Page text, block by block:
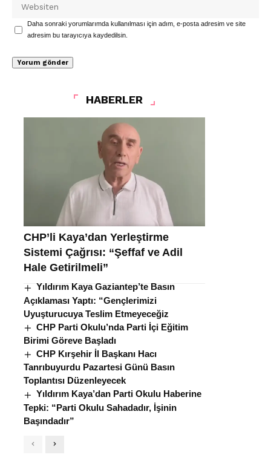
Daha sonraki yorumlarımda kullanılması için adım, e-posta adresim ve site
adresim bu tarayıcıya kaydedilsin.
HABERLER
CHP’li Kaya’dan Yerleştirme
Sistemi Çağrısı: “Şeffaf ve Adil
Hale Getirilmeli”
Yıldırım Kaya Gaziantep’te Basın
Açıklaması Yaptı: “Gençlerimizi
Uyuşturucuya Teslim Etmeyeceğiz
CHP Parti Okulu’nda Parti İçi Eğitim
Birimi Göreve Başladı
CHP Kırşehir İl Başkanı Hacı
Tanrıbuyurdu Pazartesi Günü Basın
Toplantısı Düzenleyecek
Yıldırım Kaya’dan Parti Okulu Haberine
Tepki: “Parti Okulu Sahadadır, İşinin
Başındadır”